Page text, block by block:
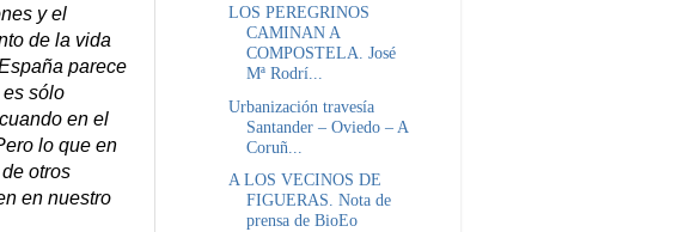
y el
de la vida
parece
sólo
en el
lo que en
otros
en nuestro
LOS PEREGRINOS
CAMINAN A
COMPOSTELA. José
Mª Rodrí...
Urbanización travesía
Santander – Oviedo – A
Coruñ...
A LOS VECINOS DE
FIGUERAS. Nota de
prensa de BioEo